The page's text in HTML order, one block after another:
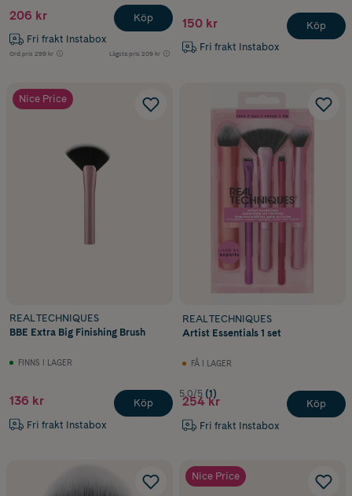
206 kr
Fri frakt Instabox
Ord.pris 299 kr Lägsta pris 209 kr
Köp 150 kr
Fri frakt Instabox
Köp
Nice Price
REAL TECHNIQUES
BBE Extra Big Finishing Brush
FINNS I LAGER
136 kr
Fri frakt Instabox
Köp
REAL TECHNIQUES
Artist Essentials 1 set
FÅ I LAGER
5.0/5 (1)
254 kr
Fri frakt Instabox
Köp
Nice Price